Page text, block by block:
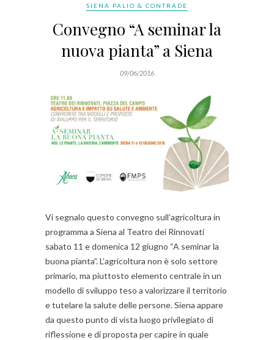
SIENA PALIO & CONTRADE
Convegno “A seminar la
nuova pianta” a Siena
09/06/2016
Vi segnalo questo convegno sull’agricoltura in
programma a Siena al Teatro dei Rinnovati
sabato 11 e domenica 12 giugno “A seminar la
buona pianta”. L’agricoltura non è solo settore
primario, ma piuttosto elemento centrale in un
modello di sviluppo teso a valorizzare il territorio
e tutelare la salute delle persone. Siena appare
da questo punto di vista luogo privilegiato di
riflessione e di proposta per capire in quale